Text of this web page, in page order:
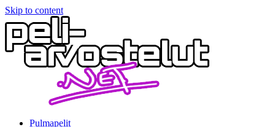
Skip to content
Pulmapelit